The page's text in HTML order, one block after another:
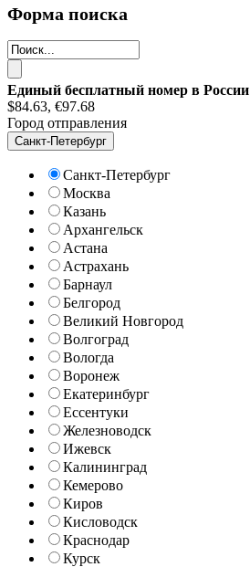
Форма поиска
Единый бесплатный номер в России
$84.63, €97.68
Город отправления
Санкт-Петербург
Санкт-Петербург
Москва
Казань
Архангельск
Астана
Астрахань
Барнаул
Белгород
Великий Новгород
Волгоград
Вологда
Воронеж
Екатеринбург
Ессентуки
Железноводск
Ижевск
Калининград
Кемерово
Киров
Кисловодск
Краснодар
Курск